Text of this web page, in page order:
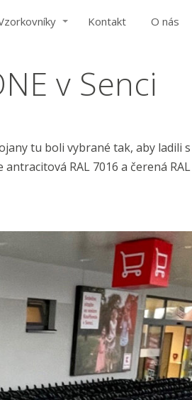
Kontakt O nás
v Senci
tu boli vybrané tak, aby ladili
RAL 7016 a čerená RAL